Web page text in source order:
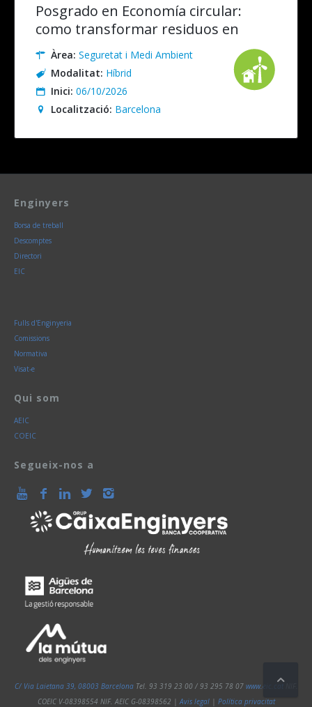
Posgrado en Economía circular:
como transformar residuos en
recursos. Presencial/Online en
Directo
Àrea: Seguretat i Medi Ambient
Modalitat: Híbrid
Inici: 06/10/2026
Localització: Barcelona
Enginyers
Borsa de treball
Descomptes
Directori
EIC
Fulls d'Enginyeria
Comissions
Normativa
Visat-e
Qui som
AEIC
COEIC
Segueix-nos a
C/ Via Laietana 39, 08003 Barcelona Tel. 93 319 23 00 / 93 295 78 07 www.eic.cat
COEIC V-08398554 NIF. AEIC G-08398562 |Avis legal| Política privacitat